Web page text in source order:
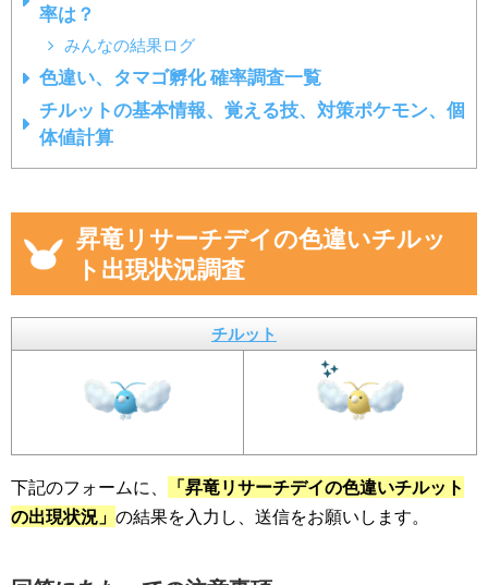
率は？
みんなの結果ログ
色違い、タマゴ孵化 確率調査一覧
チルットの基本情報、覚える技、対策ポケモン、個
体値計算
昇竜リサーチデイの色違いチルッ
ト出現状況調査
チルット
下記のフォームに、
「昇竜リサーチデイの色違いチルット
の出現状況」 の結果を入力し、送信をお願いします。